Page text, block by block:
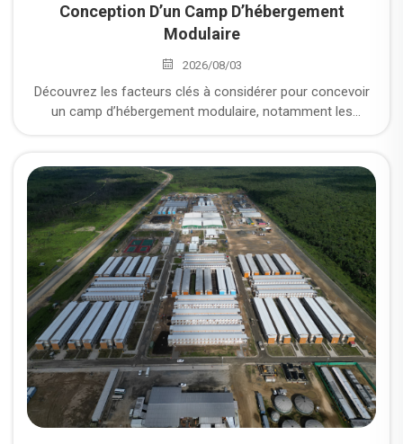
Conception D’un Camp D’hébergement
Modulaire
2026/08/03
Découvrez les facteurs clés à considérer pour concevoir
un camp d’hébergement modulaire, notamment les
modulaire destinées aux projets miniers et énergétiques.